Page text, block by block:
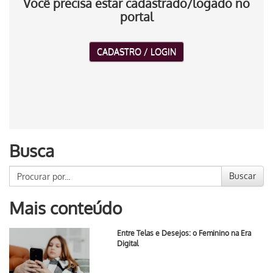
portal
CADASTRO / LOGIN
Busca
Buscar
Mais conteúdo
Entre Telas e Desejos: o Feminino na Era
Digital